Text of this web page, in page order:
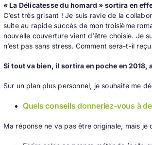
« La Délicatesse du homard » sortira en
C’est très grisant ! Je suis ravie de la
suite au rapide succès de mon troisième
nouvelle couverture vient d’être choisie. Je
n’est pas sans stress. Comment sera-t-il
Si tout va bien, il sortira en poche en 2018,
Sur un plan plus personnel, je souhaite me
Quels conseils donneriez-vous à
Ma réponse ne va pas être originale, mais je